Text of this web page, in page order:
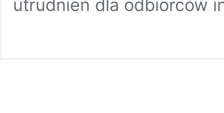
utrudnień dla odbiorców